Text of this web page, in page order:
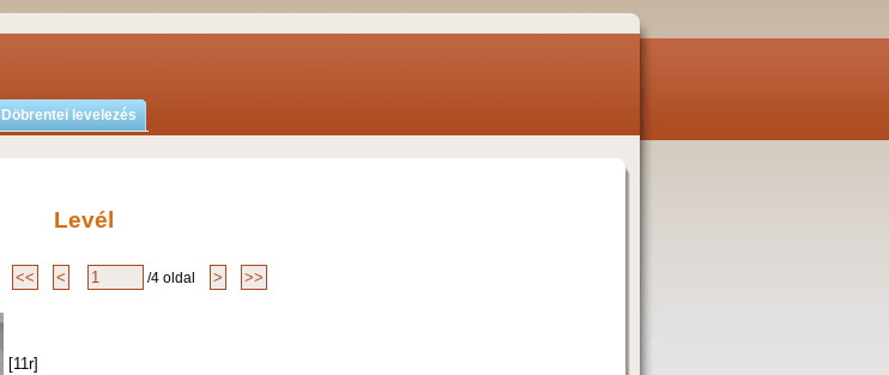
Döbrentei levelezés
Levél
/4 oldal
[11r]